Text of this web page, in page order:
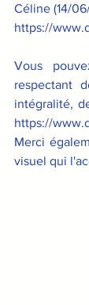
Céline (14/
https://
Vous
respectant
intégralité,
https://
Merci
visuel qui